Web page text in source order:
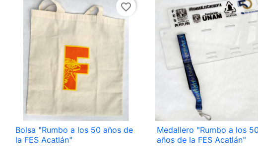
favorite_border
 Vista rápida
Bolsa "Rumbo a los 50 años de
la FES Acatlán"
 Vista rápida
Medallero "Rumbo a los
años de la FES Acatlán"